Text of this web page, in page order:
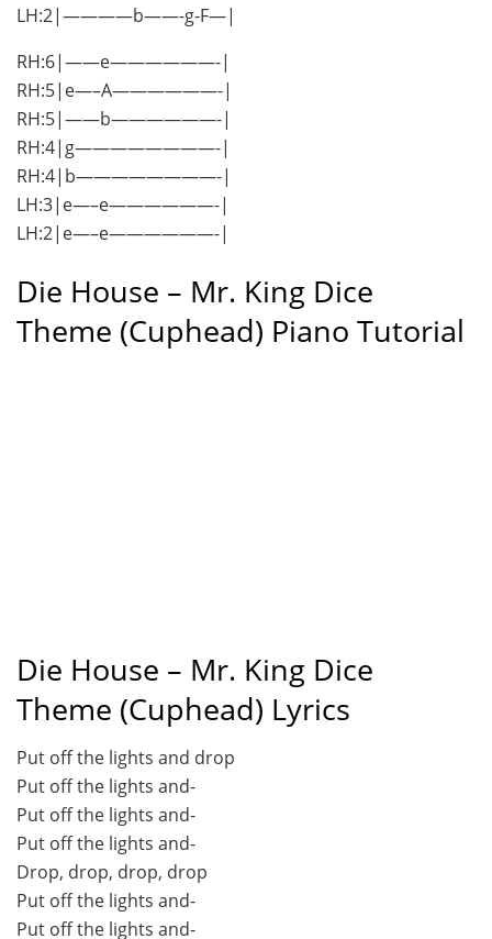
LH:2|————b——-g-F—|
RH:6|——e——————-|
RH:5|e—–A——————-|
RH:5|——b——————-|
RH:4|g————————-|
RH:4|b————————-|
LH:3|e—–e——————-|
LH:2|e—–e——————-|
Die House – Mr. King Dice
Theme (Cuphead) Piano Tutorial
Die House – Mr. King Dice
Theme (Cuphead) Lyrics
Put off the lights and drop
Put off the lights and-
Put off the lights and-
Put off the lights and-
Drop, drop, drop, drop
Put off the lights and-
Put off the lights and-